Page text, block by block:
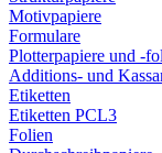
Motivpapiere
Formulare
Plotterpapiere und -
Additions- und
Etiketten
Etiketten PCL3
Folien